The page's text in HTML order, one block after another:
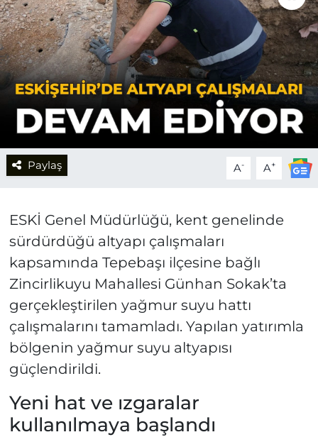
Paylaş A- A+
ESKİ Genel Müdürlüğü, kent genelinde
sürdürdüğü altyapı çalışmaları
kapsamında Tepebaşı ilçesine bağlı
Zincirlikuyu Mahallesi Günhan Sokak’ta
gerçekleştirilen yağmur suyu hattı
çalışmalarını tamamladı. Yapılan yatırımla
bölgenin yağmur suyu altyapısı
güçlendirildi.
Yeni hat ve ızgaralar
kullanılmaya başlandı